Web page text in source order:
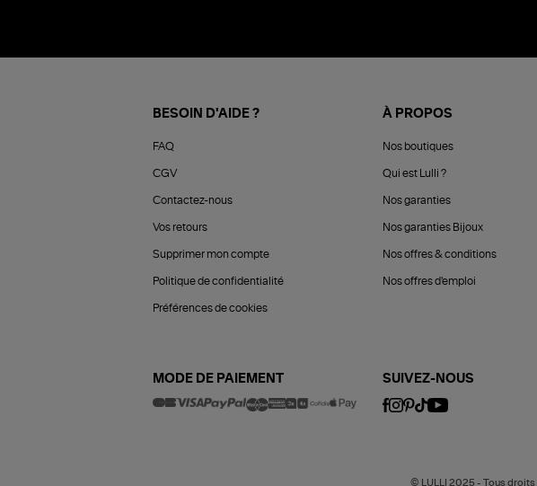
BESOIN D'AIDE ?
FAQ
CGV
Contactez-nous
Vos retours
Supprimer mon compte
Politique de confidentialité
Préférences de cookies
À PROPOS
Nos boutiques
Qui est Lulli ?
Nos garanties
Nos garanties Bijoux
Nos offres & conditions
Nos offres d'emploi
MODE DE PAIEMENT SUIVEZ-NOUS
© LULLI 2025 - Tous